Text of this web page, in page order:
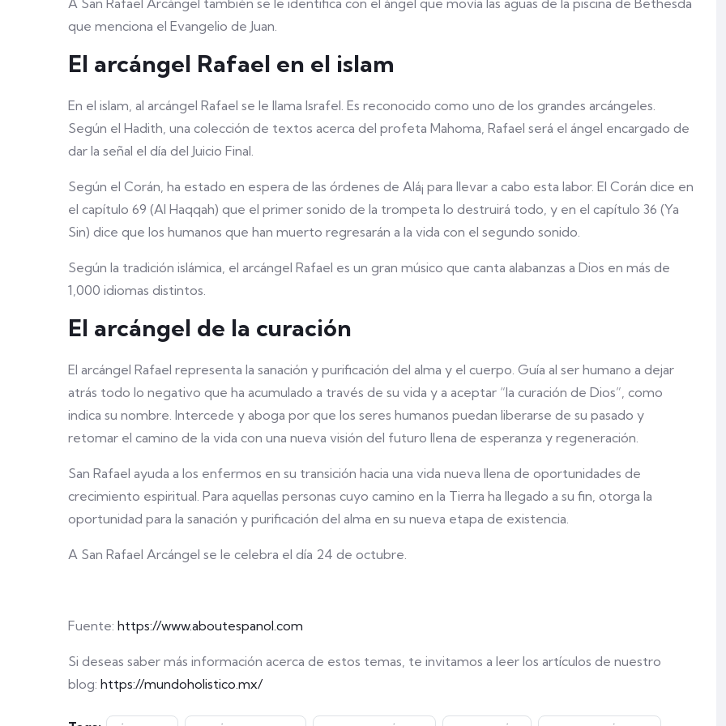
que menciona el Evangelio de Juan.
El arcángel Rafael en el islam
En el islam, al arcángel Rafael se le llama Israfel. Es reconocido como uno de los grandes arcángeles.
Según el Hadith, una colección de textos acerca del profeta Mahoma, Rafael será el ángel encargado de
dar la señal el dí­a del Juicio Final.
Según el Corán, ha estado en espera de las órdenes de Alá¡ para llevar a cabo esta labor. El Corán dice en
el capítulo 69 (Al Haqqah) que el primer sonido de la trompeta lo destruirá todo, y en el capítulo 36 (Ya
Sin) dice que los humanos que han muerto regresarán a la vida con el segundo sonido.
Según la tradición islámica, el arcángel Rafael es un gran músico que canta alabanzas a Dios en más de
1,000 idiomas distintos.
El arcángel de la curación
El arcángel Rafael representa la sanación y purificación del alma y el cuerpo. Guí­a al ser humano a dejar
atrás todo lo negativo que ha acumulado a través de su vida y a aceptar “la curación de Dios”, como
indica su nombre. Intercede y aboga por que los seres humanos puedan liberarse de su pasado y
retomar el camino de la vida con una nueva visión del futuro llena de esperanza y regeneración.
San Rafael ayuda a los enfermos en su transición hacia una vida nueva llena de oportunidades de
crecimiento espiritual. Para aquellas personas cuyo camino en la Tierra ha llegado a su fin, otorga la
oportunidad para la sanación y purificación del alma en su nueva etapa de existencia.
A San Rafael Arcángel se le celebra el día 24 de octubre.
Fuente: https://www.aboutespanol.com
Si deseas saber más información acerca de estos temas, te invitamos a leer los artículos de nuestro
blog: https://mundoholistico.mx/